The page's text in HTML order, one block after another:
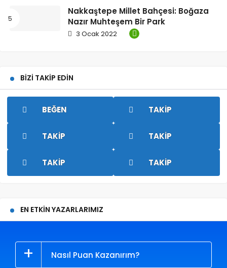
Nakkaştepe Millet Bahçesi: Boğaza
Nazır Muhteşem Bir Park
3 Ocak 2022
BIZI TAKIP EDIN
BEĞEN TAKIP
TAKIP TAKIP
TAKIP TAKIP
EN ETKIN YAZARLARIMIZ
Nasıl Puan Kazanırım?